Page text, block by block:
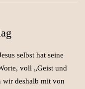
selbst hat seine
voll „Geist und
wir deshalb mit von